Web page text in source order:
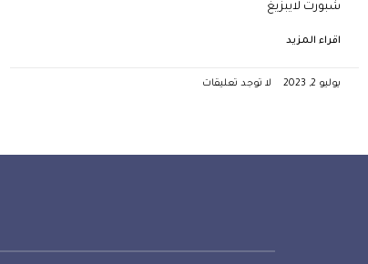
شبورت لايبزيغ
اقراء المزيد
يوليو 2, 2023 لا توجد تعليقات